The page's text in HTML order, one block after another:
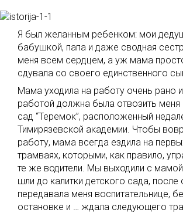
Я был желанным ребенком: мои
бабушкой, папа и даже сводная
меня всем сердцем, а уж мама
сдувала со своего единственного
Мама уходила на работу очень рано
работой должна была отвозить меня
сад “Теремок”, расположенный
Тимирязевской академии. Чтобы
работу, мама всегда ездила на
трамваях, которыми, как правило,
те же водители. Мы выходили с
шли до калитки детского сада, после
передавала меня воспитательнице,
остановке и … ждала следующего